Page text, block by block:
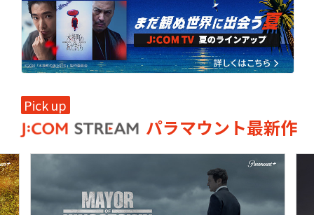
Pick up
パラマウント最新作